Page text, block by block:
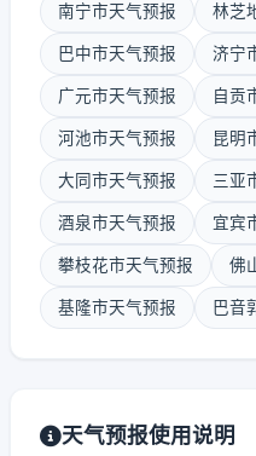
南宁市天气预报 林芝
巴中市天气预报 济宁
广元市天气预报 自贡
河池市天气预报 昆明
大同市天气预报 三亚
酒泉市天气预报 宜宾
攀枝花市天气预报 佛
基隆市天气预报 巴音
天气预报使用说明